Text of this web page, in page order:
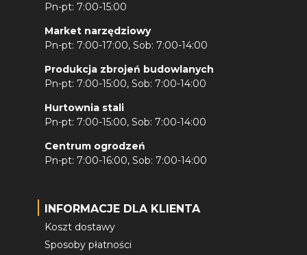
Pn-pt: 7:00-15:00
Market narzędziowy
Pn-pt: 7:00-17:00, Sob: 7:00-14:00
Produkcja zbrojeń budowlanych
Pn-pt: 7:00-15:00, Sob: 7:00-14:00
Hurtownia stali
Pn-pt: 7:00-15:00, Sob: 7:00-14:00
Centrum ogrodzeń
Pn-pt: 7:00-16:00, Sob: 7:00-14:00
INFORMACJE DLA KLIENTA
Koszt dostawy
Sposoby płatności